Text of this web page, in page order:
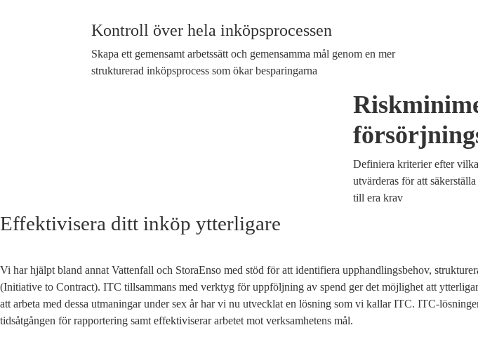
Kontroll över hela inköpsprocessen
Skapa ett gemensamt arbetssätt och gemensamma mål genom en mer
strukturerad inköpsprocess som ökar besparingarna
Definiera kriterier efter
utvärderas för att
till era krav
Effektivisera ditt inköp ytterligare
Vi har hjälpt bland annat Vattenfall och StoraEnso med stöd för att identifiera upphandlingsbehov,
(Initiative to Contract). ITC tillsammans med verktyg för uppföljning av spend ger det möjlighet att
att arbeta med dessa utmaningar under sex år har vi nu utvecklat en lösning som vi kallar ITC. ITC-
tidsåtgången för rapportering samt effektiviserar arbetet mot verksamhetens mål.